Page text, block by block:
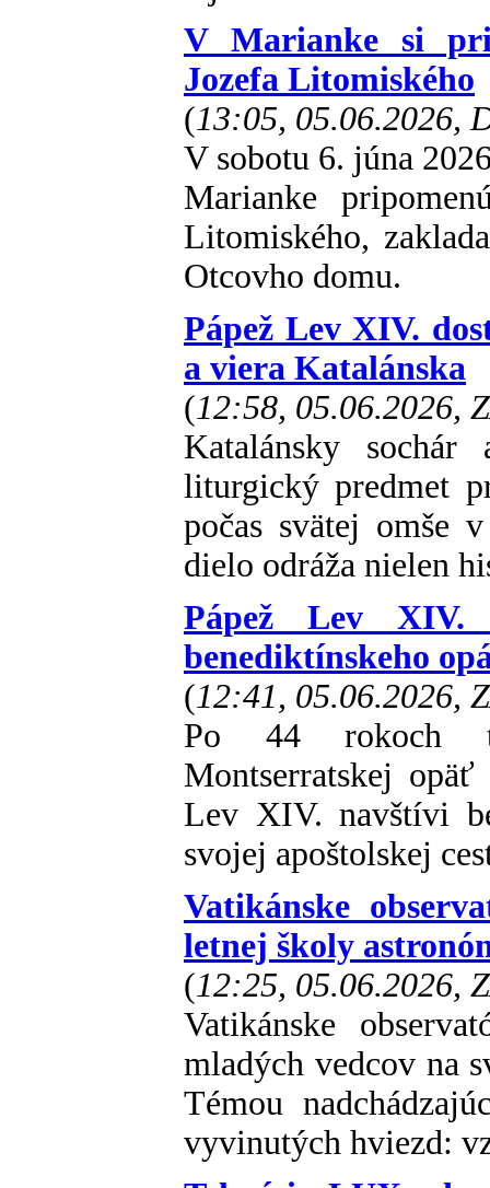
V Marianke si
Jozefa Litomiského
(13:05, 05.06.2026,
V sobotu 6. júna
Marianke
Litomiského,
Otcovho domu.
Pápež Lev XIV.
a viera Katalánska
(12:58, 05.06.2026,
Katalánsky sochár
liturgický predmet
počas svätej omše
dielo odráža nielen
Pápež Lev XIV.
benediktínskeho
(12:41, 05.06.2026,
Po 44 rokoch
Montserratskej opäť
Lev XIV. navštívi
svojej apoštolskej
Vatikánske
letnej školy
(12:25, 05.06.2026,
Vatikánske
mladých vedcov na
Témou
vyvinutých hviezd: